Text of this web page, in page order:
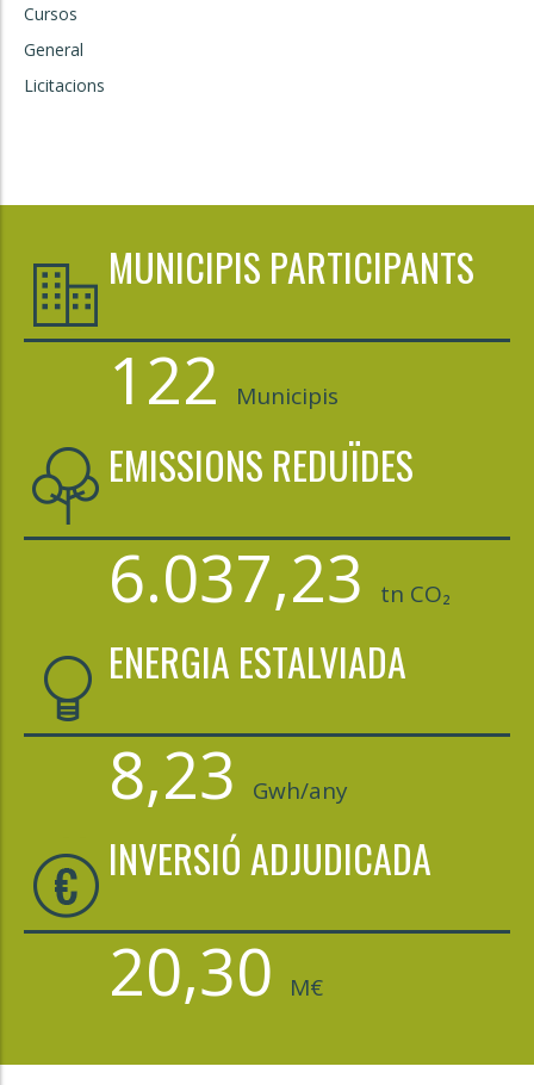
Cursos
General
Licitacions
MUNICIPIS PARTICIPANTS
122 Municipis
EMISSIONS REDUÏDES
6.037,23 tn CO₂
ENERGIA ESTALVIADA
8,23 Gwh/any
INVERSIÓ ADJUDICADA
20,30 M€